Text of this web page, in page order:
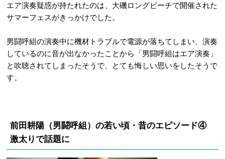
エア演奏疑惑が持たれたのは、大磯ロングビーチで開催された
サマーフェスがきっかけでした。
男闘呼組の演奏中に機材トラブルで電源が落ちてしまい、演奏
しているのに音が出なかったことから「男闘呼組はエア演奏」
と吹聴されてしまったそうで、とても悔しい思いをしたそうで
す。
前田耕陽（男闘呼組）の若い頃・昔のエピソード④
激太りで話題に